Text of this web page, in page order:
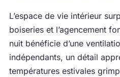
L’espace de vie intérieur
boiseries et l’agencement
nuit bénéficie d’une
indépendants, un détail
températures estivales